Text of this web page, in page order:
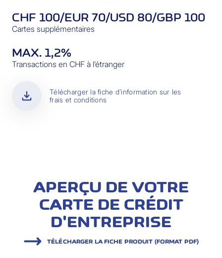
CHF 100/EUR 70/USD 80/GBP 100
Cartes supplémentaires
MAX. 1,2%
Transactions en CHF à l’étranger
download
Télécharger la fiche d’information sur les
frais et conditions
APERÇU DE VOTRE
CARTE DE CRÉDIT
D'ENTREPRISE
TÉLÉCHARGER LA FICHE PRODUIT (FORMAT PDF)